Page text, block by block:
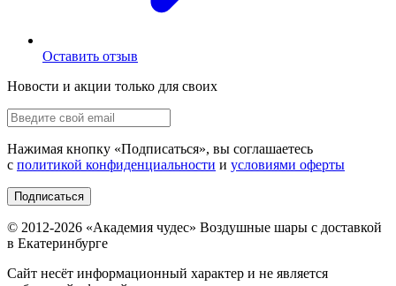
Оставить отзыв
Новости и акции только для своих
Нажимая кнопку «Подписаться», вы соглашаетесь
с политикой конфиденциальности и условиями оферты
Подписаться
© 2012-2026 «Академия чудес» Воздушные шары с доставкой
в Екатеринбурге
Сайт несёт информационный характер и не является